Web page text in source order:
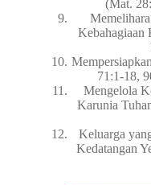
(Mat.
Kebahagiaan
71:1-18,
Mengelola
Karunia
Keluarga
Kedatangan